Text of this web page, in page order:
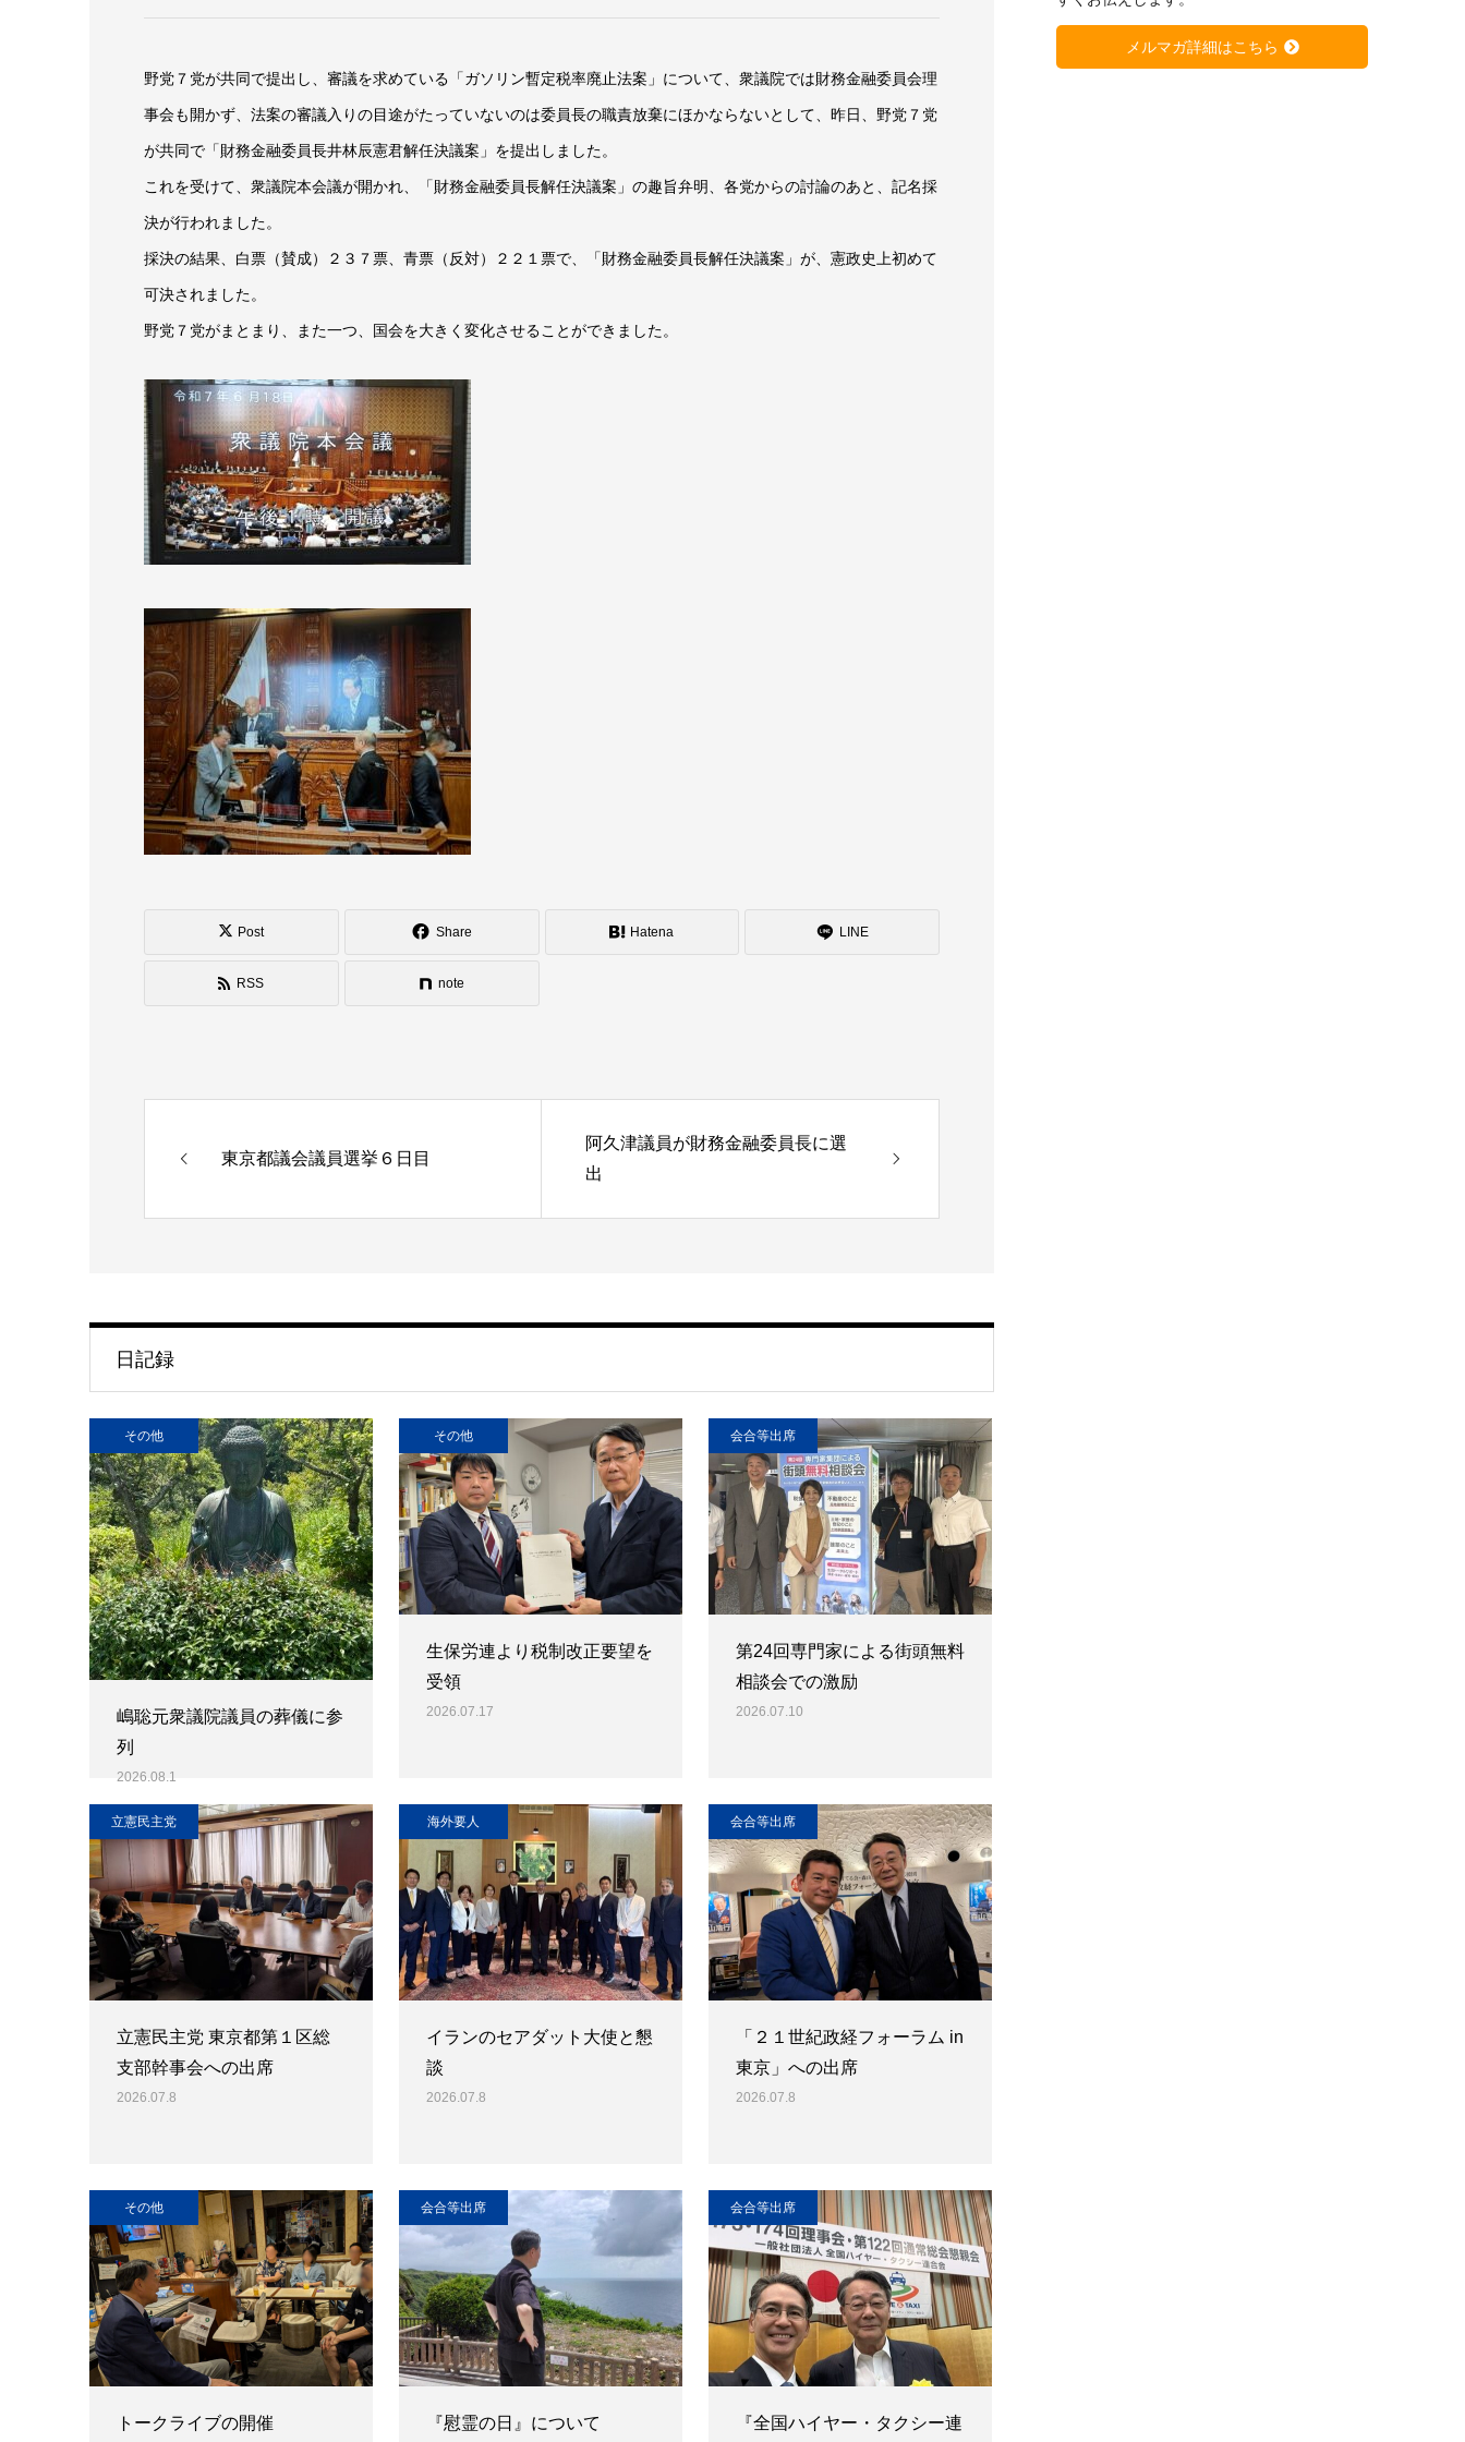
野党７党が共同で提出し、審議を求めている「ガソリン暫定税率廃止法案」について、衆議院では財務金融委員会理
事会も開かず、法案の審議入りの目途がたっていないのは委員長の職責放棄にほかならないとして、昨日、野党７党
が共同で「財務金融委員長井林辰憲君解任決議案」を提出しました。
これを受けて、衆議院本会議が開かれ、「財務金融委員長解任決議案」の趣旨弁明、各党からの討論のあと、記名採
決が行われました。
採決の結果、白票（賛成）２３７票、青票（反対）２２１票で、「財務金融委員長解任決議案」が、憲政史上初めて
可決されました。
野党７党がまとまり、また一つ、国会を大きく変化させることができました。
Post Share Hatena LINE
RSS note
東京都議会議員選挙６日目
阿久津議員が財務金融委員長に選
出
日記録
その他
嶋聡元衆議院議員の葬儀に参
列
2026.08.1
その他
生保労連より税制改正要望を
受領
2026.07.17
会合等出席
第24回専門家による街頭無料
相談会での激励
2026.07.10
立憲民主党
立憲民主党 東京都第１区総
支部幹事会への出席
2026.07.8
海外要人
イランのセアダット大使と懇
談
2026.07.8
会合等出席
「２１世紀政経フォーラム in
東京」への出席
2026.07.8
その他
トークライブの開催
会合等出席
『慰霊の日』について
会合等出席
『全国ハイヤー・タクシー連
メルマガ詳細はこちら